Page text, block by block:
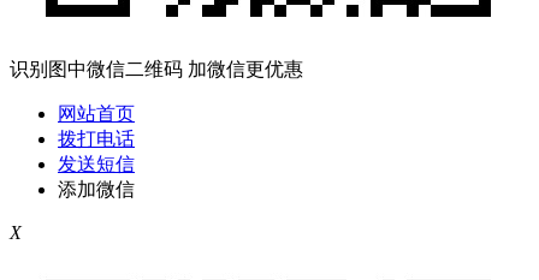
识别图中微信二维码 加微信更优惠
网站首页
拨打电话
发送短信
添加微信
X